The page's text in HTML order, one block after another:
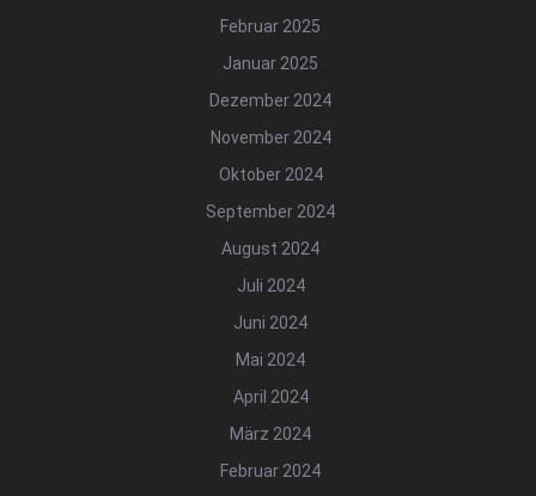
Februar 2025
Januar 2025
Dezember 2024
November 2024
Oktober 2024
September 2024
August 2024
Juli 2024
Juni 2024
Mai 2024
April 2024
März 2024
Februar 2024